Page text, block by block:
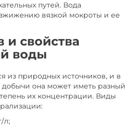
путей. Вода
вязкой мокроты и ее
и свойства
воды
из природных источников, и в
добычи она может иметь разный
их концентрации. Виды
л;